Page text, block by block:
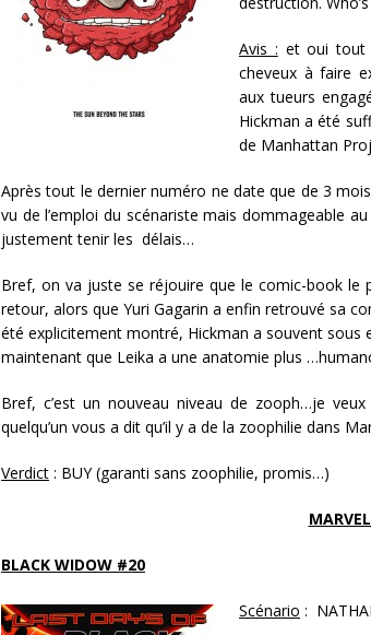
Avis : et oui tout
cheveux à faire
aux tueurs
Hickman a été
de Manhattan
Après tout le dernier numéro ne date que de 3
vu de l’emploi du scénariste mais dommageable
justement tenir les délais…
Bref, on va juste se réjouire que le comic-book le
retour, alors que Yuri Gagarin a enfin retrouvé sa
été explicitement montré, Hickman a souvent
maintenant que Leika a une anatomie plus
Bref, c’est un nouveau niveau de zooph…je
quelqu’un vous a dit qu’il y a de la zoophilie dans
Verdict : BUY (garanti sans zoophilie, promis…)
BLACK WIDOW #20
Scénario :